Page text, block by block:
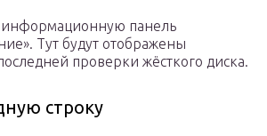
информационную панель
Тут будут отображены
проверки жёсткого диска.
строку